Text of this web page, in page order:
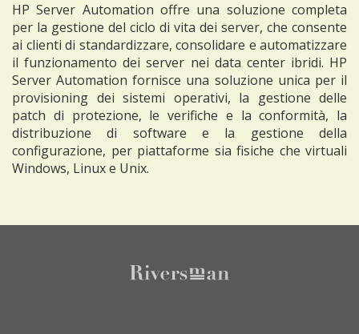
HP Server Automation offre una soluzione completa
per la gestione del ciclo di vita dei server, che consente
ai clienti di standardizzare, consolidare e automatizzare
il funzionamento dei server nei data center ibridi. HP
Server Automation fornisce una soluzione unica per il
provisioning dei sistemi operativi, la gestione delle
patch di protezione, le verifiche e la conformità, la
distribuzione di software e la gestione della
configurazione, per piattaforme sia fisiche che virtuali
Windows, Linux e Unix.